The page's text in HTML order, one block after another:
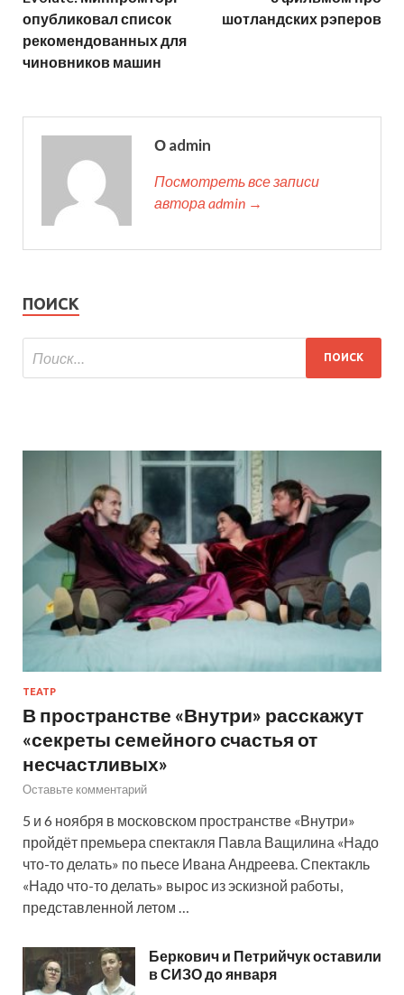
опубликовал список
рекомендованных для
чиновников машин
шотландских рэперов
О admin
Посмотреть все записи
автора admin →
ПОИСК
ТЕАТР
В пространстве «Внутри» расскажут
«секреты семейного счастья от
несчастливых»
Оставьте комментарий
5 и 6 ноября в московском пространстве «Внутри»
пройдёт премьера спектакля Павла Ващилина «Надо
что-то делать» по пьесе Ивана Андреева. Спектакль
«Надо что-то делать» вырос из эскизной работы,
представленной летом …
Беркович и Петрийчук оставили
в СИЗО до января